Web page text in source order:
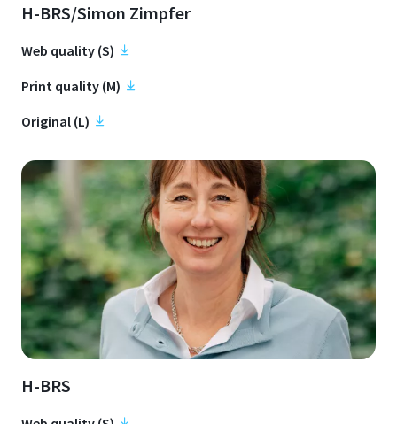
H-BRS/Simon Zimpfer
Web quality (S)
Print quality (M)
Original (L)
H-BRS